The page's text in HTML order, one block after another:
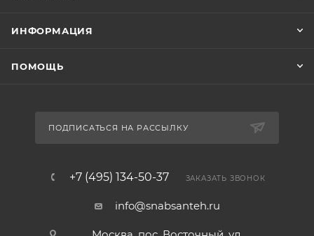
ИНФОРМАЦИЯ
ПОМОЩЬ
ПОДПИСАТЬСЯ НА РАССЫЛКУ
+7 (495) 134-50-37 ЗАКАЗАТЬ ЗВОНОК
info@snabsanteh.ru